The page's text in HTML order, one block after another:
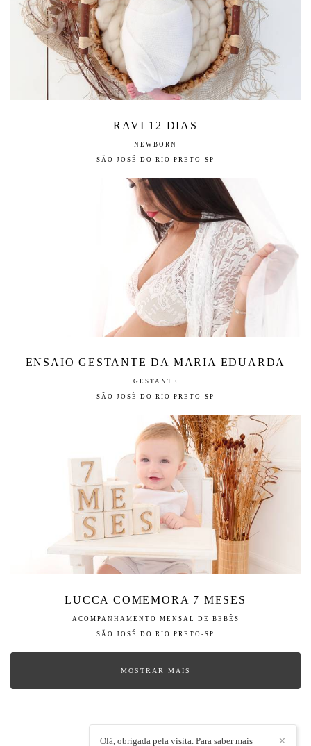
RAVI 12 DIAS
NEWBORN
SÃO JOSÉ DO RIO PRETO-SP
ENSAIO GESTANTE DA MARIA EDUARDA
GESTANTE
SÃO JOSÉ DO RIO PRETO-SP
LUCCA COMEMORA 7 MESES
ACOMPANHAMENTO MENSAL DE BEBÊS
SÃO JOSÉ DO RIO PRETO-SP
MOSTRAR MAIS
✕
Olá, obrigada pela visita. Para saber mais